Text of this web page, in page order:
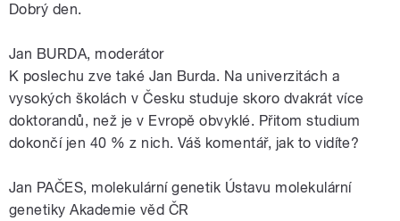
Dobrý den.
Jan BURDA, moderátor
K poslechu zve také Jan Burda. Na univerzitách a
vysokých školách v Česku studuje skoro dvakrát více
doktorandů, než je v Evropě obvyklé. Přitom studium
dokončí jen 40 % z nich. Váš komentář, jak to vidíte?
Jan PAČES, molekulární genetik Ústavu molekulární
genetiky Akademie věd ČR